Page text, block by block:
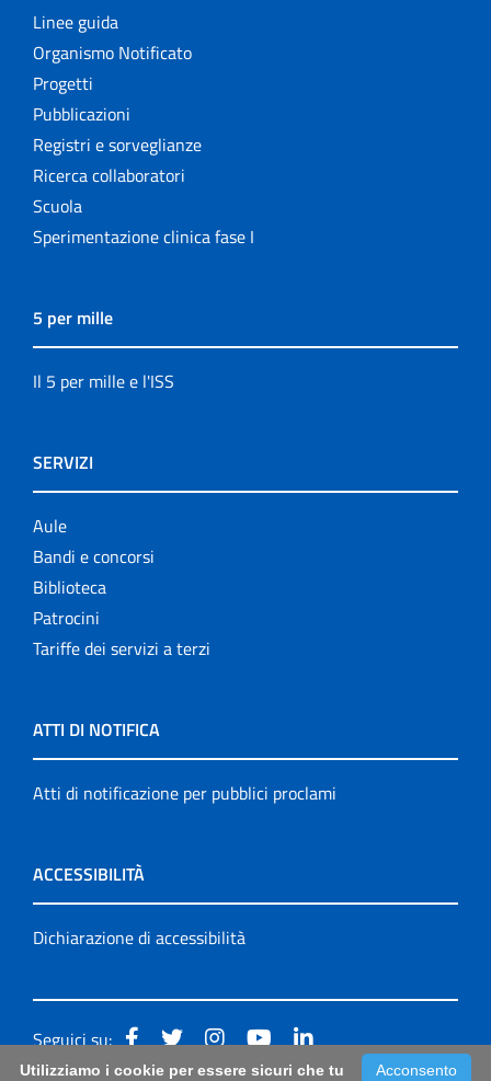
Linee guida
Organismo Notificato
Progetti
Pubblicazioni
Registri e sorveglianze
Ricerca collaboratori
Scuola
Sperimentazione clinica fase I
5 per mille
Il 5 per mille e l'ISS
SERVIZI
Aule
Bandi e concorsi
Biblioteca
Patrocini
Tariffe dei servizi a terzi
ATTI DI NOTIFICA
Atti di notificazione per pubblici proclami
ACCESSIBILITÀ
Dichiarazione di accessibilità
Seguici su:
Acconsento
Utilizziamo i cookie per essere sicuri che tu